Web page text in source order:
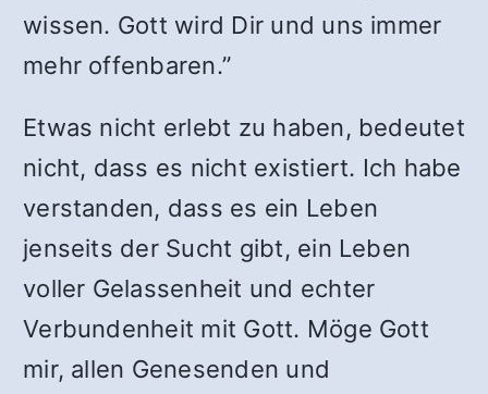
wissen. Gott wird Dir und uns immer
mehr offenbaren.”
Etwas nicht erlebt zu haben, bedeutet
nicht, dass es nicht existiert. Ich habe
verstanden, dass es ein Leben
jenseits der Sucht gibt, ein Leben
voller Gelassenheit und echter
Verbundenheit mit Gott. Möge Gott
mir, allen Genesenden und